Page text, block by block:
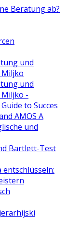
Beratung ab?
und
Miljko
und
-
to Succes
AMOS A
und
Bartlett-Test
entschlüsseln: